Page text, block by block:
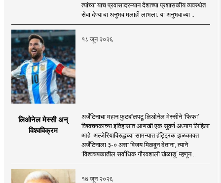
त्यांच्या याच प्रवासादरम्यान देशाच्या प्रशासकीय व्यवस्थेत
सेवा देण्याचा अनुभव मलाही लाभला. या अनुभवाच्या ..
१८ जून २०२६
लिओनेल मेस्सी अन्
विश्वविक्रम
अर्जेंटिनाचा महान फुटबॉलपटू लिओनेल मेस्सीने ‘फिफा’
विश्वचषकाच्या इतिहासात आणखी एक सुवर्ण अध्याय लिहिला
आहे. अल्जेरियाविरुद्धच्या सामन्यात हॅट्ट्रिक झळकावत
अर्जेंटिनाला ३-० असा विजय मिळवून देताना, त्याने
‘विश्वचषकातील सर्वाधिक गौरवशाली खेळाडू’ म्हणून ..
१७ जून २०२६